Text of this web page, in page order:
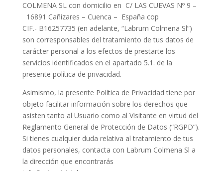
COLMENA SL con domicilio en C/ LAS CUEVAS Nº 9 –
16891 Cañizares – Cuenca – España cop
CIF.- B16257735 (en adelante, “Labrum Colmena Sl”)
son corresponsables del tratamiento de tus datos de
carácter personal a los efectos de prestarte los
servicios identificados en el apartado 5.1. de la
presente política de privacidad.
Asimismo, la presente Política de Privacidad tiene por
objeto facilitar información sobre los derechos que
asisten tanto al Usuario como al Visitante en virtud del
Reglamento General de Protección de Datos (“RGPD”).
Si tienes cualquier duda relativa al tratamiento de tus
datos personales, contacta con Labrum Colmena Sl a
la dirección que encontrarás